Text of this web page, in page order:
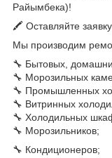
Райымбека)!
🖍 Оставляйте
Мы производим
🔧 Бытовых,
🔧 Морозильных
🔧 Промышленных
🔧 Витринных
🔧 Холодильных
🔧 Морозильников;
🔧 Кондиционеров;